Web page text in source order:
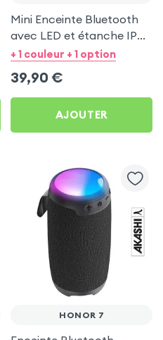
Mini Enceinte Bluetooth
avec LED et étanche IPX6
- LinQ Bleu pour Honor 7
+ 1 couleur + 1 option
39,90 €
AJOUTER
HONOR 7